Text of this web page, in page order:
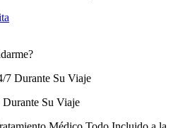
Durante Su Viaje